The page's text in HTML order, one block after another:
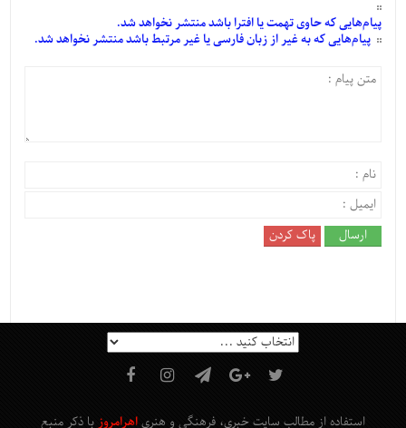
پیام‌هاییکه حاوی تهمت یا افترا باشد منتشر نخواهد شد.
پیام‌هاییکه به غیر از زبان فارسی یا غیر مرتبط باشد منتشر نخواهد شد.
استفاده از مطالب سایت خبری، فرهنگی و هنری اهرامروز با ذکر منبع